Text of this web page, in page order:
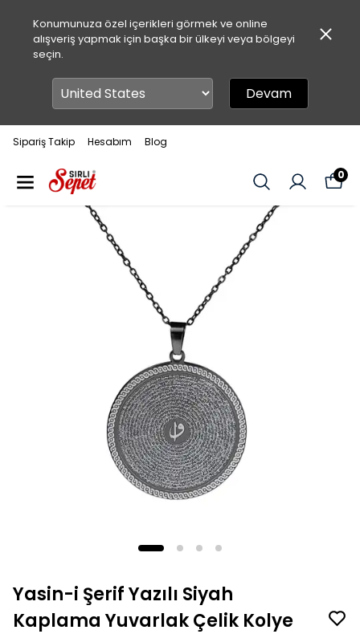
Konumunuza özel içerikleri görmek ve online
alışveriş yapmak için başka bir ülkeyi veya bölgeyi
seçin.
Devam
Sipariş Takip Hesabım Blog
0
Yasin-i Şerif Yazılı Siyah
Kaplama Yuvarlak Çelik Kolye